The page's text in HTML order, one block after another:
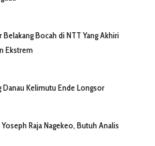
Belakang Bocah di NTT Yang Akhiri
Ekstrem
Kelimutu Ende Longsor
Raja Nagekeo, Butuh Analis